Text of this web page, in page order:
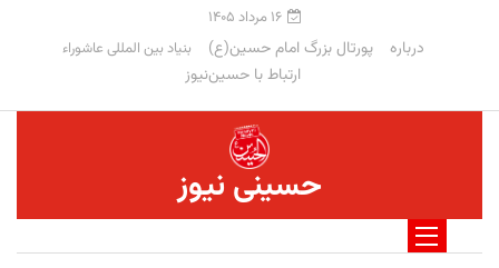
۱۶ مرداد ۱۴۰۵
درباره پورتال بزرگ امام حسین(ع) بنیاد بین المللی عاشوراء
ارتباط با حسین‌نیوز
حسینی نیوز